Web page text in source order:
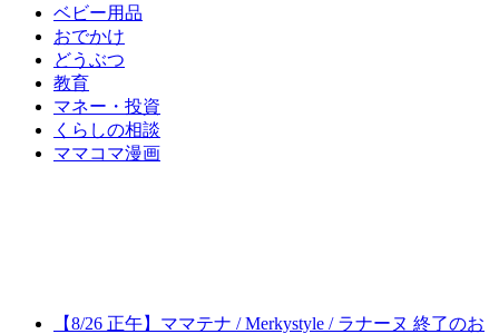
ベビー用品
おでかけ
どうぶつ
教育
マネー・投資
くらしの相談
ママコマ漫画
【8/26 正午】ママテナ / Merkystyle / ラナーヌ 終了のお